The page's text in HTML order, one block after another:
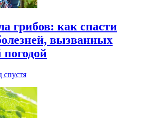
грибов: как спасти
вызванных
спустя